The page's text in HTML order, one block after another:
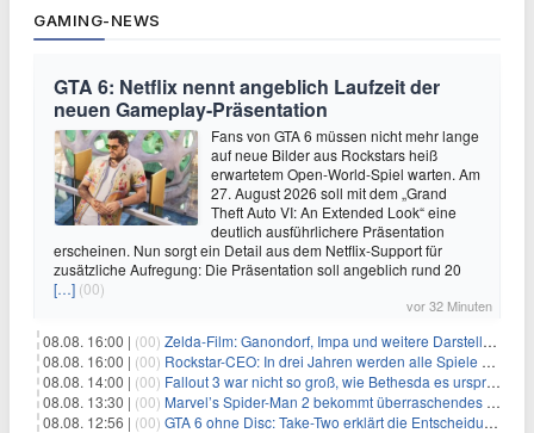
GAMING-NEWS
GTA 6: Netflix nennt angeblich Laufzeit der
neuen Gameplay-Präsentation
Fans von GTA 6 müssen nicht mehr lange
auf neue Bilder aus Rockstars heiß
erwartetem Open-World-Spiel warten. Am
27. August 2026 soll mit dem „Grand
Theft Auto VI: An Extended Look“ eine
deutlich ausführlichere Präsentation
erscheinen. Nun sorgt ein Detail aus dem Netflix-Support für
zusätzliche Aufregung: Die Präsentation soll angeblich rund 20
[…] (00)
vor 32 Minuten
08.08. 16:00 | (00) Zelda-Film: Ganondorf, Impa und weitere Darsteller sollen feststehen
08.08. 16:00 | (00) Rockstar-CEO: In drei Jahren werden alle Spiele gestreamt
08.08. 14:00 | (00) Fallout 3 war nicht so groß, wie Bethesda es ursprünglich wollte
08.08. 13:30 | (00) Marvel’s Spider-Man 2 bekommt überraschendes PS5-Update mit gewünschter Komfortfunktion
08.08. 12:56 | (00) GTA 6 ohne Disc: Take-Two erklärt die Entscheidung für Download-Codes